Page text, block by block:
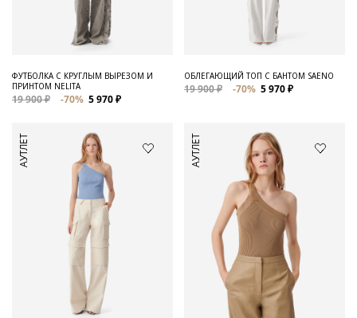
ФУТБОЛКА С КРУГЛЫМ ВЫРЕЗОМ И
ПРИНТОМ NELITA
19 900 ₽ -70% 5 970 ₽
ОБЛЕГАЮЩИЙ ТОП С БАНТОМ SAENO
19 900 ₽ -70% 5 970 ₽
АУТЛЕТ АУТЛЕТ